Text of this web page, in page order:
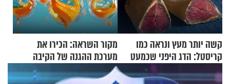
קשה יותר מעץ ונראה כמו
קריסטל: הדג היפני שכמעט
בלתי אפשרי לחתוך
מקור השראה: הכירו את
מערכת ההגנה של הקיבה